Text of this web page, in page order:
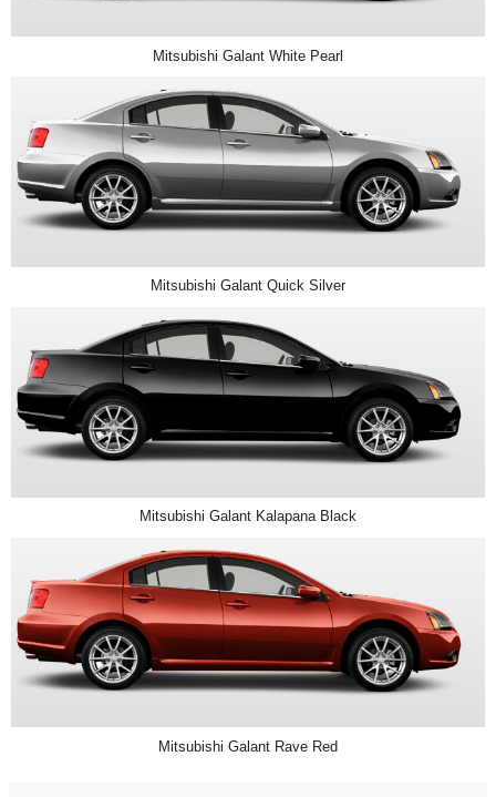
Mitsubishi Galant White Pearl
Mitsubishi Galant Quick Silver
Mitsubishi Galant Kalapana Black
Mitsubishi Galant Rave Red